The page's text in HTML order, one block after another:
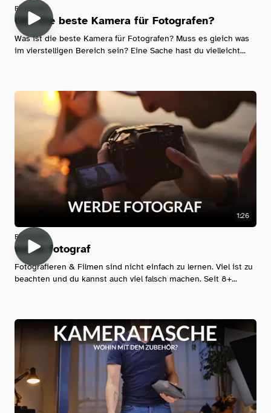
Fotografie
QM: Die beste Kamera für Fotografen?
Was ist die beste Kamera für Fotografen? Muss es gleich was
im vierstelligen Bereich sein? Eine Sache hast du vielleicht...
1:26
Fotografie
werde fotograf
Fotografieren & Filmen sind nicht einfach zu lernen. Viel ist zu
beachten und du kannst auch viel falsch machen. Seit 8+...